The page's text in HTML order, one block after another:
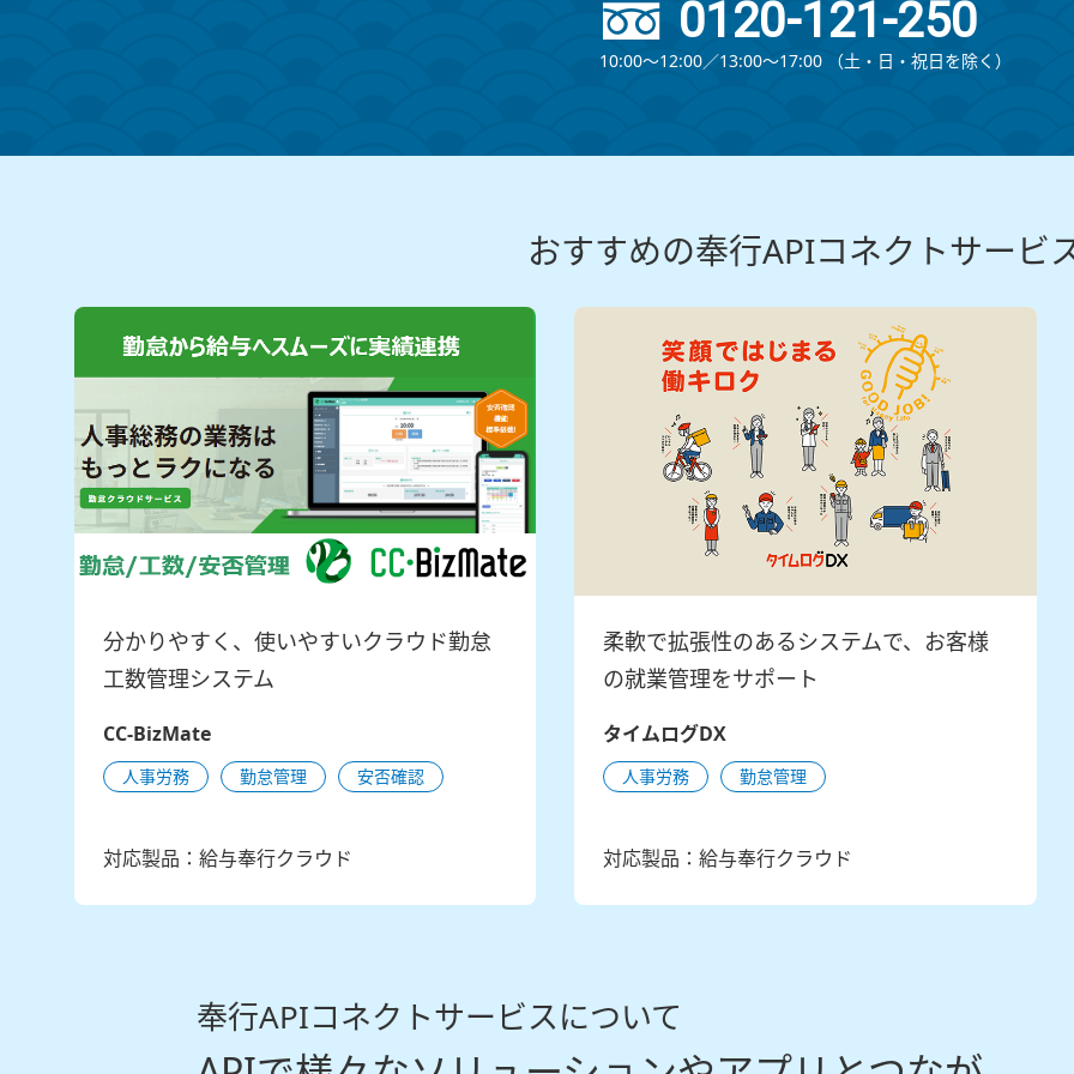
0120-121-250
10:00～12:00∕13:00～17:00 （⼟・⽇・祝⽇を除く）
おすすめの奉行APIコネクトサービ
分かりやすく、使いやすいクラウド勤怠
工数管理システム
CC-BizMate
人事労務 勤怠管理 安否確認
対応製品：給与奉行クラウド
柔軟で拡張性のあるシステムで、お客様
の就業管理をサポート
タイムログDX
人事労務 勤怠管理
対応製品：給与奉行クラウド
奉行APIコネクトサービスについて